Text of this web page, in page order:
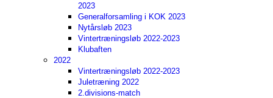
2023
Generalforsamling i KOK 2023
Nytårsløb 2023
Vintertræningsløb 2022-2023
Klubaften
2022
Vintertræningsløb 2022-2023
Juletræning 2022
2.divisions-match